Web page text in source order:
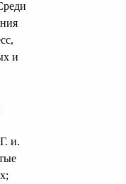
и
и.